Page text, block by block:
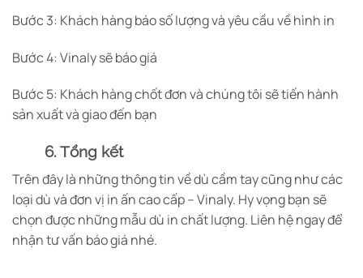
Bước 3: Khách hàng báo số lượng và yêu cầu về hình in
Bước 4: Vinaly sẽ báo giá
Bước 5: Khách hàng chốt đơn và chúng tôi sẽ tiến hành
sản xuất và giao đến bạn
6. Tổng kết
Trên đây là những thông tin về dù cầm tay cũng như các
loại dù và đơn vị in ấn cao cấp – Vinaly. Hy vọng bạn sẽ
chọn được những mẫu dù in chất lượng. Liên hệ ngay để
nhận tư vấn báo giá nhé.